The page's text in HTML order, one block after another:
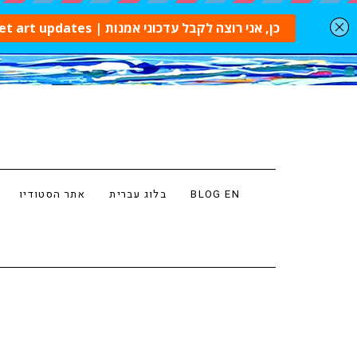
אתר הסטודיו בלוג עברית BLOG EN